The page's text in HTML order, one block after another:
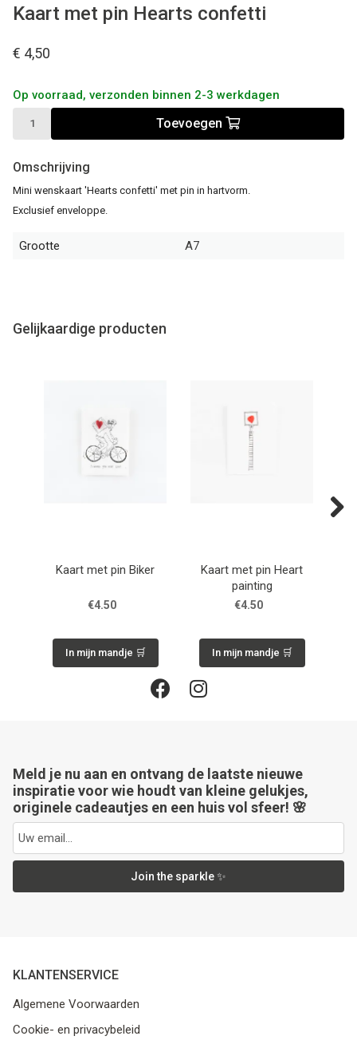
Kaart met pin Hearts confetti
€ 4,50
Op voorraad, verzonden binnen 2-3 werkdagen
Toevoegen
Omschrijving
Mini wenskaart 'Hearts confetti' met pin in hartvorm.
Exclusief enveloppe.
Grootte A7
Gelijkaardige producten
Kaart met pin Biker
€4.50
In mijn mandje 🛒
Kaart met pin Heart
painting
€4.50
In mijn mandje 🛒
Meld je nu aan en ontvang de laatste nieuwe
inspiratie voor wie houdt van kleine gelukjes,
originele cadeautjes en een huis vol sfeer! 🌸
Join the sparkle ✨
KLANTENSERVICE
Algemene Voorwaarden
Cookie- en privacybeleid